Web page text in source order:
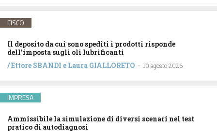
FISCO
Il deposito da cui sono spediti i prodotti risponde
dell’imposta sugli oli lubrificanti
/Ettore SBANDI e Laura GIALLORETO - 10 agosto 2026
IMPRESA
Ammissibile la simulazione di diversi scenari nel test
pratico di autodiagnosi